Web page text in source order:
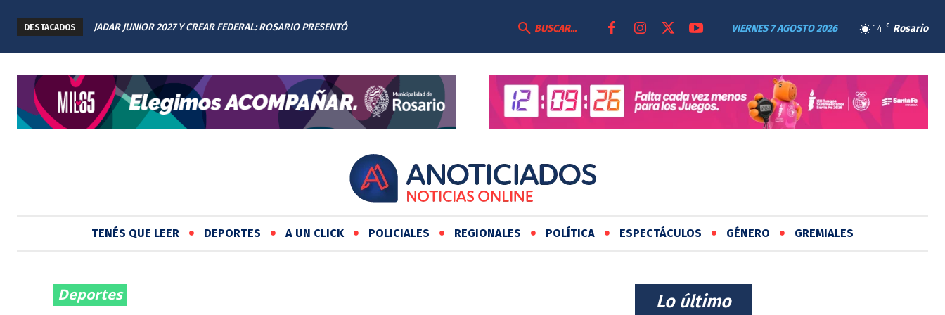
DESTACADOS
JADAR JUNIOR 2027 Y CREAR FEDERAL: ROSARIO PRESENTÓ
14 C Rosario
VIERNES 7 AGOSTO 2026
BUSCAR...
TENÉS QUE LEER DEPORTES A UN CLICK POLICIALES REGIONALES POLÍTICA ESPECTÁCULOS GÉNERO GREMIALES
Deportes ⠀Lo último⠀